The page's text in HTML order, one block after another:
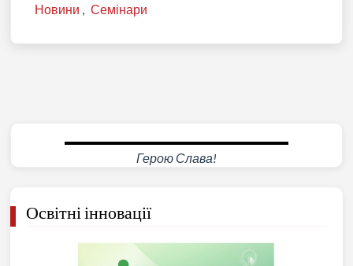
Новини Семінари
Герою Слава!
Освітні інновації